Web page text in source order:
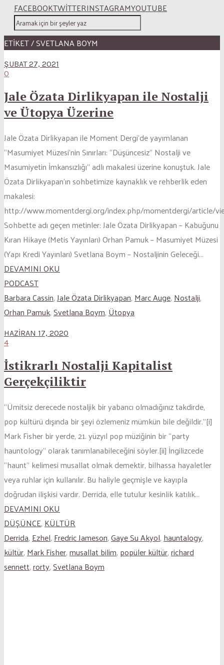
FACEBOOKTWITTERINSTAGRAMYOUTUBE
ETİKET / SVETLANA BOYM
ŞUBAT 27, 2021
0
Jale Özata Dirlikyapan ile Nostalji
ve Ütopya Üzerine
Jale Özata Dirlikyapan ile Moment Dergi’de yayımlanan
“Masumiyet Müzesi’nin Sınırları: “Düşüncesiz” Nostalji ve
Masumiyetin İmkansızlığı” adlı makalesi üzerine konuştuk. Jale
Özata Dirlikyapan’ın sohbetimize kaynaklık ve rehberlik eden
makalesi:
http://www.momentdergi.org/index.php/momentdergi/article/
Sohbette adı geçen metinler: Jale Özata Dirlikyapan – Kabuğunu
Kıran Hikaye (Metis Yayınları) Orhan Pamuk – Masumiyet Müzesi
(Yapı Kredi Yayınları) Svetlana Boym – Nostaljinin Geleceği...
DEVAMINI OKU
PODCAST
Barbara Cassin,Jale Özata Dirlikyapan,Marc Auge,Nostalji,
Orhan Pamuk,Svetlana Boym,Ütopya
HAZIRAN 17, 2020
4
İstikrarlı Nostalji Kapitalist
Gerçekçiliktir
“Ümitsiz derecede nostaljik bir yabancı olmadığınız takdirde,
pop kültürü dışında bir şeyi özlemeniz mümkün bile değildir.”[i]
Mark Fisher bir yerde, 21. yüzyıl pop müziğinin bir “party
hauntology” olarak tanımlanabileceğini söyler.[ii] İngilizcede
“haunt” kelimesi musallat olmak demektir, bilhassa hayaletler
veya ruhlar için kullanılır. Bu haliyle geçmişle ve kayıpla
doğrudan ilişkisi vardır. Derrida, elle tutulur kesinlik katılık...
DEVAMINI OKU
DÜŞÜNCE, KÜLTÜR
Derrida, Ezhel, Fredric Jameson,Gaye Su Akyol, hauntalogy,
kültür, Mark Fisher,musallat bilim, popüler kültür,richard
sennett,rorty,Svetlana Boym